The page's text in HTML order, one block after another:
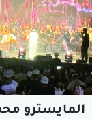
المايسترو